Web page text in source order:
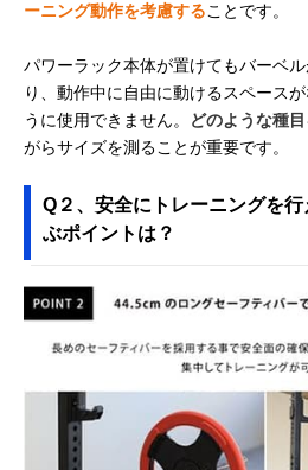
ーニング動作を考慮することです。
パワーラック本体が置けてもバーベ
り、動作中に自由に動けるスペース
うに使用できません。
どのような種
がらサイズを測ることが重要です。
Q２、安全にトレーニングを
ぶポイントは？